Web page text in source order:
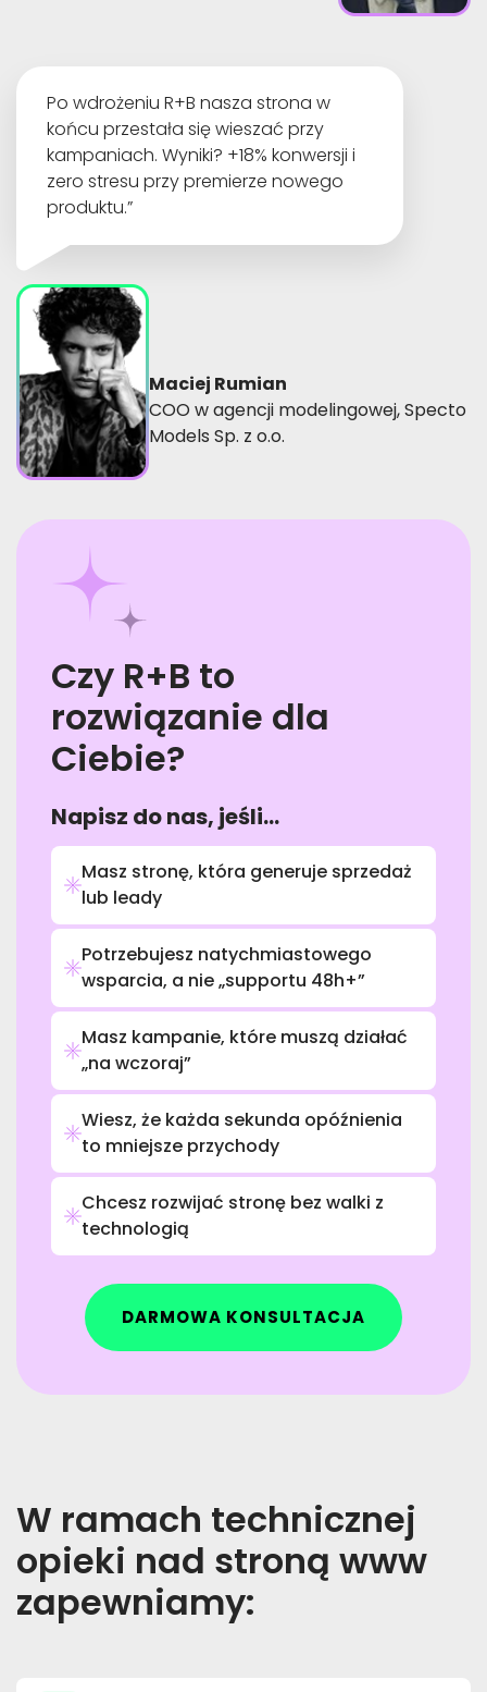
Maciej Rumian
COO w agencji modelingowej, Specto
Models Sp. z o.o.
Po wdrożeniu R+B nasza strona w
końcu przestała się wieszać przy
kampaniach. Wyniki? +18% konwersji i
zero stresu przy premierze nowego
produktu.”
Czy R+B to
rozwiązanie dla
Ciebie?
Napisz do nas, jeśli...
Masz stronę, która generuje sprzedaż
lub leady
Potrzebujesz natychmiastowego
wsparcia, a nie „supportu 48h+”
Masz kampanie, które muszą działać
„na wczoraj”
Wiesz, że każda sekunda opóźnienia
to mniejsze przychody
Chcesz rozwijać stronę bez walki z
technologią
DARMOWA KONSULTACJA
W ramach technicznej
opieki nad stroną www
zapewniamy: